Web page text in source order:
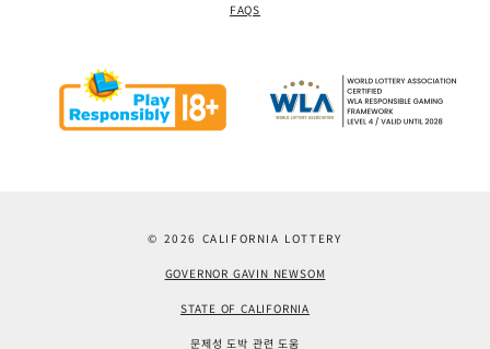
FAQS
© 2026 CALIFORNIA LOTTERY
GOVERNOR GAVIN NEWSOM
STATE OF CALIFORNIA
문제성 도박 관련 도움